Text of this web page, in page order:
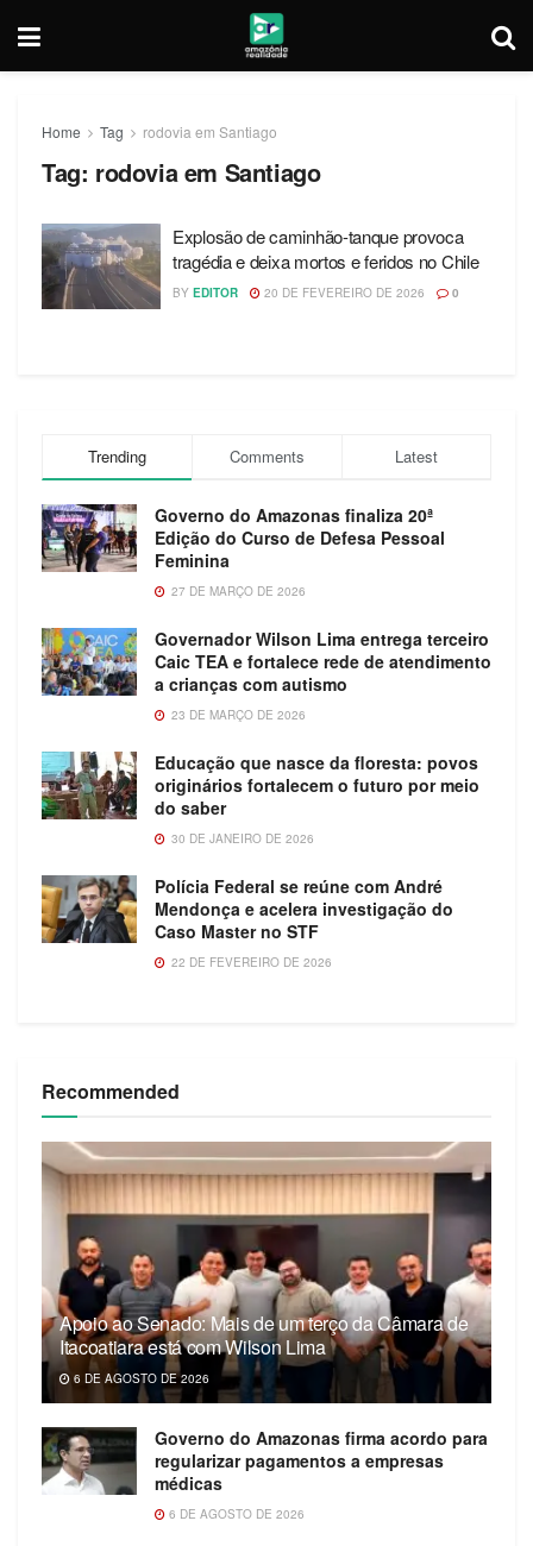
Home Tag rodovia em Santiago
Tag: rodovia em Santiago
Explosão de caminhão-tanque provoca
tragédia e deixa mortos e feridos no Chile
BY EDITOR 20 DE FEVEREIRO DE 2026 0
Trending Comments Latest
Governo do Amazonas finaliza 20ª
Edição do Curso de Defesa Pessoal
Feminina
27 DE MARÇO DE 2026
Governador Wilson Lima entrega terceiro
Caic TEA e fortalece rede de atendimento
a crianças com autismo
23 DE MARÇO DE 2026
Educação que nasce da floresta: povos
originários fortalecem o futuro por meio
do saber
30 DE JANEIRO DE 2026
Polícia Federal se reúne com André
Mendonça e acelera investigação do
Caso Master no STF
22 DE FEVEREIRO DE 2026
Recommended
Apoio ao Senado: Mais de um terço da Câmara de
Itacoatiara está com Wilson Lima
6 DE AGOSTO DE 2026
Governo do Amazonas firma acordo para
regularizar pagamentos a empresas
médicas
6 DE AGOSTO DE 2026